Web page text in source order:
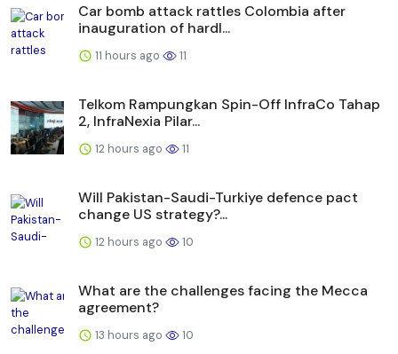
Car bomb attack rattles Colombia after
inauguration of hardl...
11 hours ago 11
Telkom Rampungkan Spin-Off InfraCo Tahap
2, InfraNexia Pilar...
12 hours ago 11
Will Pakistan-Saudi-Turkiye defence pact
change US strategy?...
12 hours ago 10
What are the challenges facing the Mecca
agreement?
13 hours ago 10